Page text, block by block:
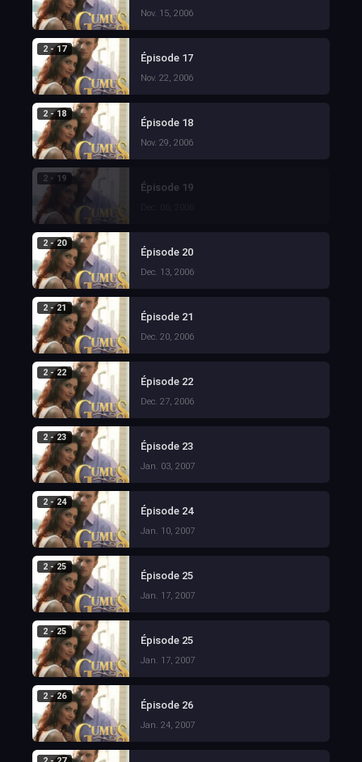
Nov. 15, 2006
2 - 17
Épisode 17
Nov. 22, 2006
2 - 18
Épisode 18
Nov. 29, 2006
2 - 19
Épisode 19
2 - 20
Épisode 20
Dec. 13, 2006
2 - 21
Épisode 21
Dec. 20, 2006
2 - 22
Épisode 22
Dec. 27, 2006
2 - 23
Épisode 23
Jan. 03, 2007
2 - 24
Épisode 24
Jan. 10, 2007
2 - 25
Épisode 25
Jan. 17, 2007
2 - 25
Épisode 25
Jan. 17, 2007
2 - 26
Épisode 26
Jan. 24, 2007